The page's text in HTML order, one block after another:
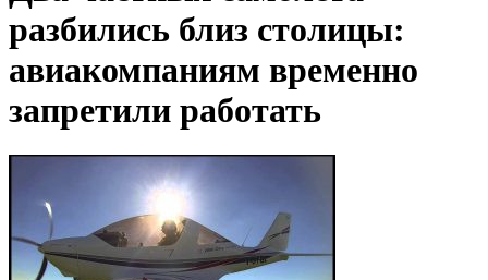
разбились близ столицы:
авиакомпаниям временно
запретили работать